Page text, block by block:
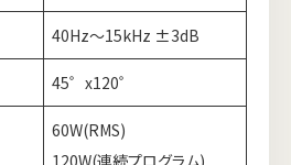
40Hz～15kHz ±3dB
45゜x120゜
60W(RMS)
120W(連続プログラム)